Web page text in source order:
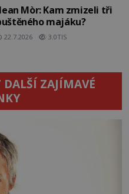
Mòr: Kam zmizeli tři
majáku?
22.7.2026 3.0TIS
DALŠÍ ZAJÍMAVÉ